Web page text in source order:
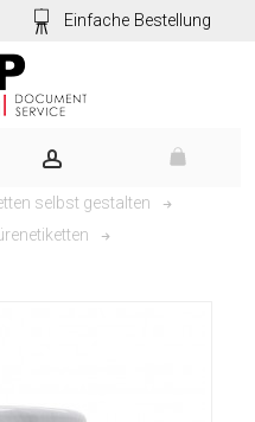
Einfache Bestellung
selbst gestalten